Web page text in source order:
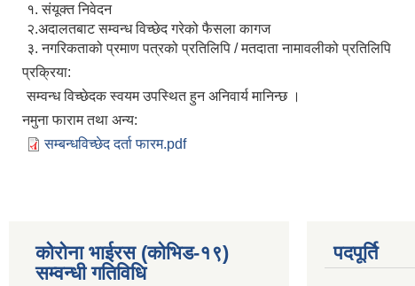
१. संयूक्त निवेदन
२.अदालतबाट सम्वन्ध विच्छेद गरेको फैसला कागज
३. नगरिकताको प्रमाण पत्रको प्रतिलिपि / मतदाता नामावलीको प्रतिलिपि
प्रक्रिया:
सम्वन्ध विच्छेदक स्वयम उपस्थित हुन अनिवार्य मानिन्छ ।
नमुना फाराम तथा अन्य:
सम्बन्धविच्छेद दर्ता फारम.pdf
कोरोना भाईरस (कोभिड-१९)
सम्वन्धी गतिविधि
पदपूर्ति